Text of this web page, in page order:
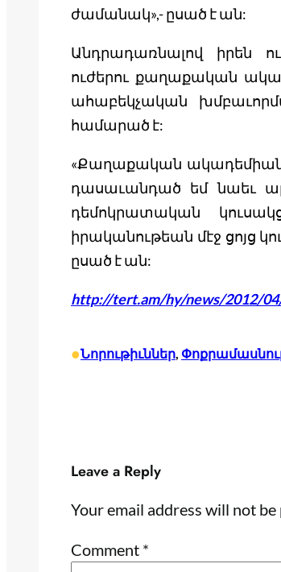
ժամանակ»,- ըսած է ան:
Անդրադառնալով իրեն
ուժերու քաղաքական
ահաբեկչական
համարած է:
«Քաղաքական
դասաւանդած եմ նաեւ
դեմոկրատական
իրականութեան մէջ ցոյց
ըսած է ան:
http://tert.am/hy/news/2012/
•Նորութիւններ,
Leave a Reply
Your email address will not be
Comment *